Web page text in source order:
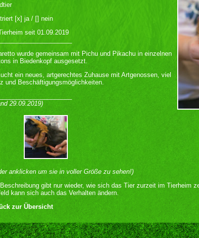
[x] ja / [] nein
seit 01.09.2019
wurde gemeinsam mit Pichu und Pikachu in einzelnen
in Biedenkopf ausgesetzt.
ein neues, artgerechtes Zuhause mit Artgenossen, viel
und Beschäftigungsmöglichkeiten.
29.09.2019)
anklicken um sie in voller Größe zu sehen!)
gibt nur wieder, wie sich das Tier zurzeit im Tierheim
kann sich auch das Verhalten ändern.
zur Übersicht